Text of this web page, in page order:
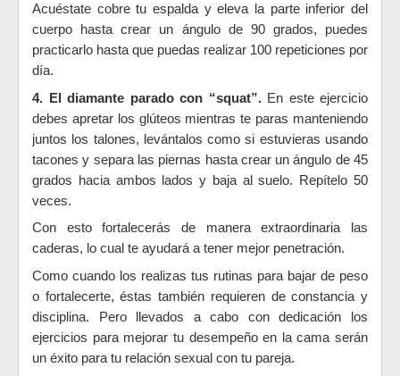
Acuéstate cobre tu espalda y eleva la parte inferior del
cuerpo hasta crear un ángulo de 90 grados, puedes
practicarlo hasta que puedas realizar 100 repeticiones por
día.
4. El diamante parado con “squat”.En este ejercicio
debes apretar los glúteos mientras te paras manteniendo
juntos los talones, levántalos como si estuvieras usando
tacones y separa las piernas hasta crear un ángulo de 45
grados hacia ambos lados y baja al suelo. Repítelo 50
veces.
Con esto fortalecerás de manera extraordinaria las
caderas, lo cual te ayudará a tener mejor penetración.
Como cuando los realizas tus rutinas para bajar de peso
o fortalecerte, éstas también requieren de constancia y
disciplina. Pero llevados a cabo con dedicación los
ejercicios para mejorar tu desempeño en la cama serán
un éxito para tu relación sexual con tu pareja.